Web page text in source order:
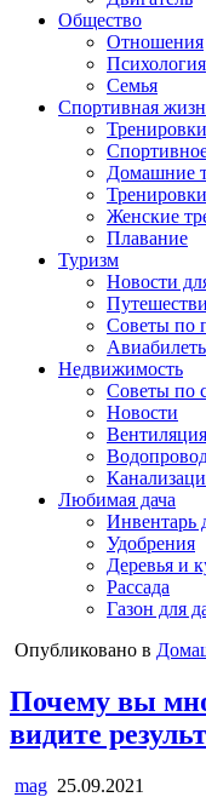
Общество
Отношения
Психология
Семья
Спортивная
Домашние
Женские
Плавание
Туризм
Новости
Советы по
Недвижимость
Советы по
Новости
Вентиляция
Любимая дача
Инвентарь
Удобрения
Деревья и
Рассада
Газон для
Опубликовано в
Почему вы
видите
mag 25.09.2021